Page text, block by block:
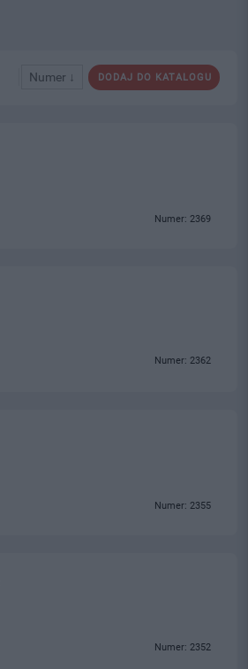
DODAJ DO KATALOGU
Numer ↓
Numer: 2369
Numer: 2362
Numer: 2355
Numer: 2352